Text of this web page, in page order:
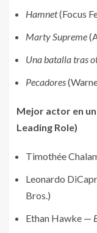
Hamnet(Focus
Marty Supreme
Una batalla tras
Pecadores
Mejor actor en
Leading Role)
Timothée
Leonardo
Bros.)
Ethan Hawke —